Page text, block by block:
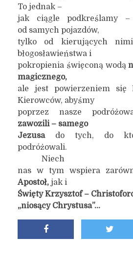
To jednak –
jak ciągle podkreślamy
od samych pojazdów,
tylko od kierujących
błogosławieństwa i
pokropienia święconą wodą
magicznego,
ale jest powierzeniem się
Kierowców, abyśmy
poprzez nasze
zawozili – samego
Jezusado tych, do
podróżowali.
Niech
nas w tym wspiera
Apostoł, jak i
Święty Krzysztof – Christof
„niosący Chrystusa”…